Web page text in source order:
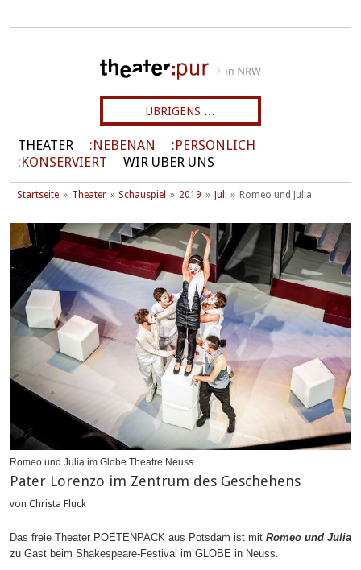
ÜBRIGENS …
THEATER NEBENAN
PERSÖNLICH
KONSERVIERT
WIR ÜBER UNS
Startseite Theater Schauspiel 2019 Juli Romeo und Julia
Romeo und Julia im Globe Theatre Neuss
Pater Lorenzo im Zentrum des Geschehens
von Christa Fluck
Das freie Theater POETENPACK aus Potsdam ist mit Romeo und Julia
zu Gast beim Shakespeare-Festival im GLOBE in Neuss.